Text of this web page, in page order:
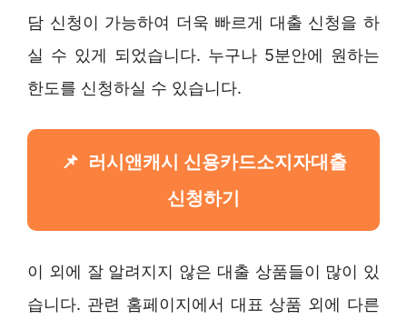
담 신청이 가능하여 더욱 빠르게 대출 신청을 하
실 수 있게 되었습니다. 누구나 5분안에 원하는
한도를 신청하실 수 있습니다.
러시앤캐시 신용카드소지자대출
신청하기
이 외에 잘 알려지지 않은 대출 상품들이 많이 있
습니다. 관련 홈페이지에서 대표 상품 외에 다른